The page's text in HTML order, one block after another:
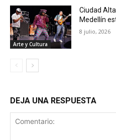
Arte y Cultura
Ciudad
Medellín
8 julio, 2026
DEJA UNA RESPUESTA